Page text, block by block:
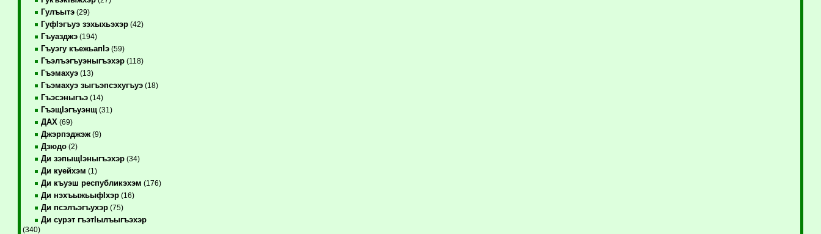
Гулъытэ(29)
ГуфIэгъуэ зэхыхьэхэр(42)
Гъуазджэ(194)
Гъуэгу къежьапIэ(59)
Гъэлъэгъуэныгъэхэр(118)
Гъэмахуэ(13)
Гъэмахуэ зыгъэпсэхугъуэ(18)
Гъэсэныгъэ(14)
ГъэщIэгъуэнщ(31)
ДАХ (69)
Джэрпэджэж(9)
Дзюдо(2)
Ди зэпыщIэныгъэхэр(34)
Ди куейхэм (1)
Ди къуэш республикэхэм (176)
Ди нэхъыжьыфIхэр(16)
Ди псэлъэгъухэр(75)
Ди сурэт гъэтIылъыгъэхэр
(340)